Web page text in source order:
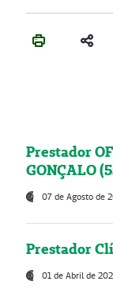
Prestador
GONÇALO
07 de Agosto de
Prestador
01 de Abril de